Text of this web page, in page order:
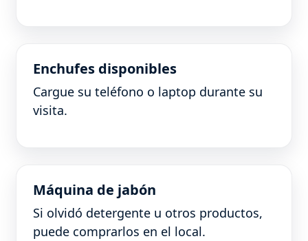
Enchufes disponibles
Cargue su teléfono o laptop durante su
visita.
Máquina de jabón
Si olvidó detergente u otros productos,
puede comprarlos en el local.